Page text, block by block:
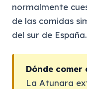
normalmente
de las comidas
del sur de España.
Dónde comer
La Atunara